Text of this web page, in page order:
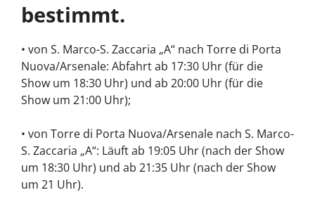
bestimmt.
• von S. Marco-S. Zaccaria „A“ nach Torre di Porta
Nuova/Arsenale: Abfahrt ab 17:30 Uhr (für die
Show um 18:30 Uhr) und ab 20:00 Uhr (für die
Show um 21:00 Uhr);
• von Torre di Porta Nuova/Arsenale nach S. Marco-
S. Zaccaria „A“: Läuft ab 19:05 Uhr (nach der Show
um 18:30 Uhr) und ab 21:35 Uhr (nach der Show
um 21 Uhr).